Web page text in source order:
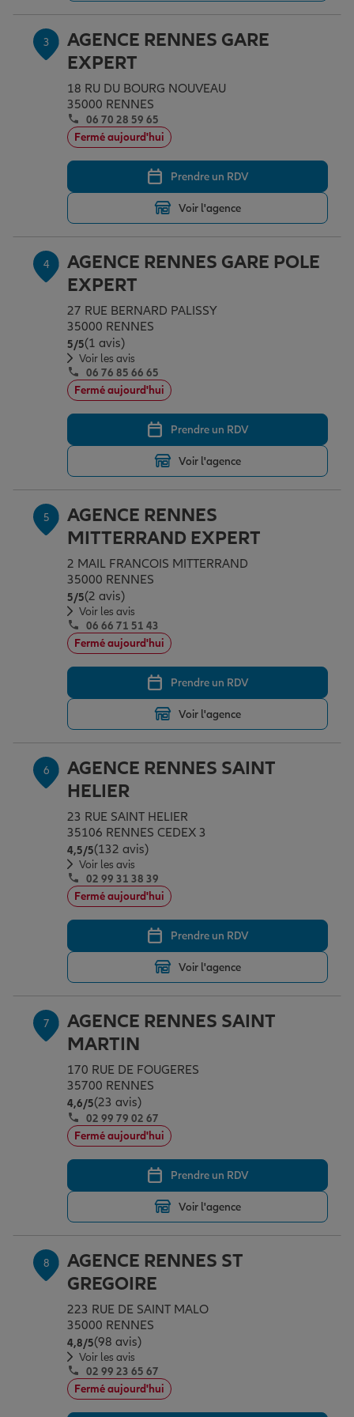
Garantie des accidents de la vie
Assurance scolaire
Protection juridique
Retraite
Tous nos devis d'assurance
3
AGENCE RENNES GARE
EXPERT
18 RU DU BOURG NOUVEAU
35000 RENNES
06 70 28 59 65
Fermé aujourd'hui
Prendre un RDV
Voir l'agence
4
AGENCE RENNES GARE POLE
EXPERT
27 RUE BERNARD PALISSY
35000 RENNES
5/5Note de 5 sur 5
(1 avis)
Voir les avis
06 76 85 66 65
Fermé aujourd'hui
Prendre un RDV
Voir l'agence
5
AGENCE RENNES
MITTERRAND EXPERT
2 MAIL FRANCOIS MITTERRAND
35000 RENNES
5/5Note de 5 sur 5
(2 avis)
Voir les avis
06 66 71 51 43
Fermé aujourd'hui
Prendre un RDV
Voir l'agence
6
AGENCE RENNES SAINT
HELIER
23 RUE SAINT HELIER
35106 RENNES CEDEX 3
4,5/5Note de 4.5 sur 5
(132 avis)
Voir les avis
02 99 31 38 39
Fermé aujourd'hui
Prendre un RDV
Voir l'agence
7
AGENCE RENNES SAINT
MARTIN
170 RUE DE FOUGERES
35700 RENNES
4,6/5Note de 4.6 sur 5
(23 avis)
02 99 79 02 67
Fermé aujourd'hui
Prendre un RDV
Voir l'agence
8
AGENCE RENNES ST
GREGOIRE
223 RUE DE SAINT MALO
35000 RENNES
4,8/5Note de 4.8 sur 5
(98 avis)
Voir les avis
02 99 23 65 67
Fermé aujourd'hui